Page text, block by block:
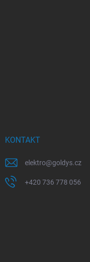
KONTAKT
elektro@goldys.cz
+420 736 778 056